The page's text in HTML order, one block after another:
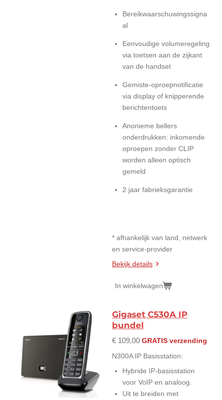
Bereikwaarschuwingssigna
al
Eenvoudige volumeregeling
via toetsen aan de zijkant
van de handset
Gemiste-oproepnotificatie
via display of knipperende
berichtentoets
Anonieme bellers
onderdrukken: inkomende
oproepen zonder CLIP
worden alleen optisch
gemeld
2 jaar fabrieksgarantie
* afhankelijk van land, netwerk
en service-provider
Bekijk details
In winkelwagen
Gigaset C530A IP
bundel
€ 109,00 GRATIS verzending
N300A IP Basisstation:
Hybride IP-basisstation
voor VoIP en analoog.
Uit te breiden met